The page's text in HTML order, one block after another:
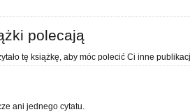
polecają
tę książkę, aby móc polecić Ci inne
ani jednego cytatu.